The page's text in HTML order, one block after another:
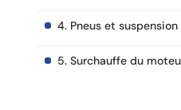
4. Pneus et suspension
5. Surchauffe du